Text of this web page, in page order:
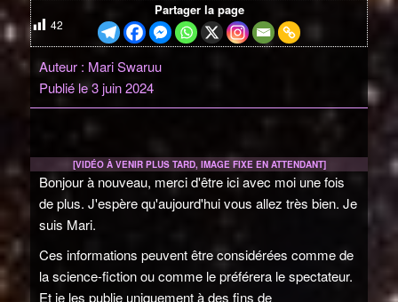
42
Partager la page
Auteur : Mari Swaruu
Publié le 3 juin 2024
[VIDÉO À VENIR PLUS TARD, IMAGE FIXE EN ATTENDANT]
Bonjour à nouveau, merci d'être ici avec moi une fois
de plus. J'espère qu'aujourd'hui vous allez très bien. Je
suis Mari.
Ces informations peuvent être considérées comme de
la science-fiction ou comme le préférera le spectateur.
Et je les publie uniquement à des fins de